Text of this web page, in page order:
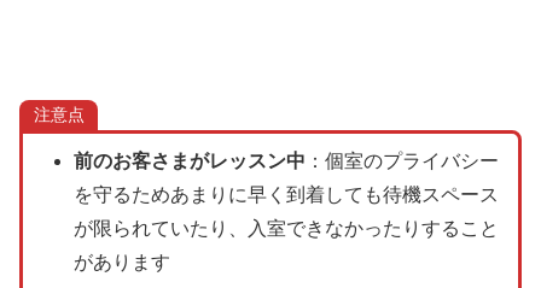
注意点
前のお客さまがレッスン中 ：個室のプライバシー
を守るためあまりに早く到着しても待機スペース
が限られていたり、入室できなかったりすること
があります